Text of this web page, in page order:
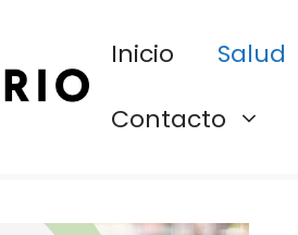
Inicio Salud
Contacto